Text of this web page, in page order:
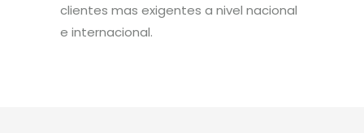
clientes mas exigentes a nivel nacional
e internacional.